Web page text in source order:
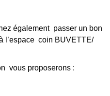
également passer un bon
l’espace coin BUVETTE/
vous proposerons :